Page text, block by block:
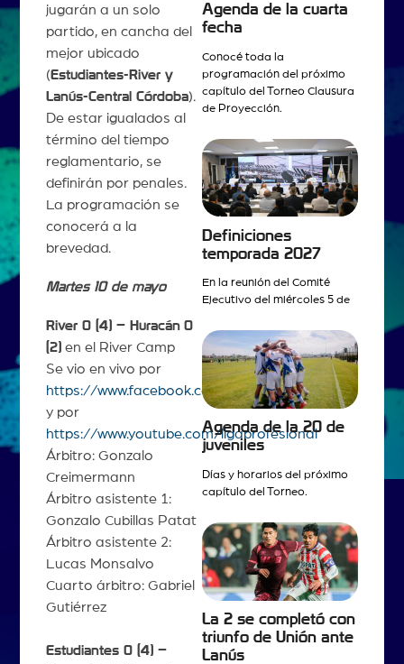
jugarán a un solo
partido, en cancha del
mejor ubicado
(Estudiantes-River y
Lanús-Central Córdoba).
De estar igualados al
término del tiempo
reglamentario, se
definirán por penales.
La programación se
conocerá a la
brevedad.
Martes 10 de mayo
River 0 (4) – Huracán 0
(2)en el River Camp
Se vio en vivo por
https://www.facebook.com/ligaprofesionalAFA
y por
https://www.youtube.com/ligaprofesional
Árbitro: Gonzalo
Creimermann
Árbitro asistente 1:
Gonzalo Cubillas Patat
Árbitro asistente 2:
Lucas Monsalvo
Cuarto árbitro: Gabriel
Gutiérrez
Estudiantes 0 (4) –
Agenda de la cuarta
fecha
Conocé toda la
programación del próximo
capítulo del Torneo Clausura
de Proyección.
Definiciones
temporada 2027
En la reunión del Comité
Ejecutivo del miércoles 5 de
Agenda de la 20 de
juveniles
Días y horarios del próximo
capítulo del Torneo.
La 2 se completó con
triunfo de Unión ante
Lanús